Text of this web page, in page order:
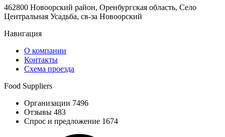
462800 Новоорский район, Оренбургская область, Cело
Центральная Усадьба, св-за Новоорский
Навигация
О компании
Контакты
Схема проезда
Food Suppliers
Организации 7496
Отзывы 483
Спрос и предложение 1674